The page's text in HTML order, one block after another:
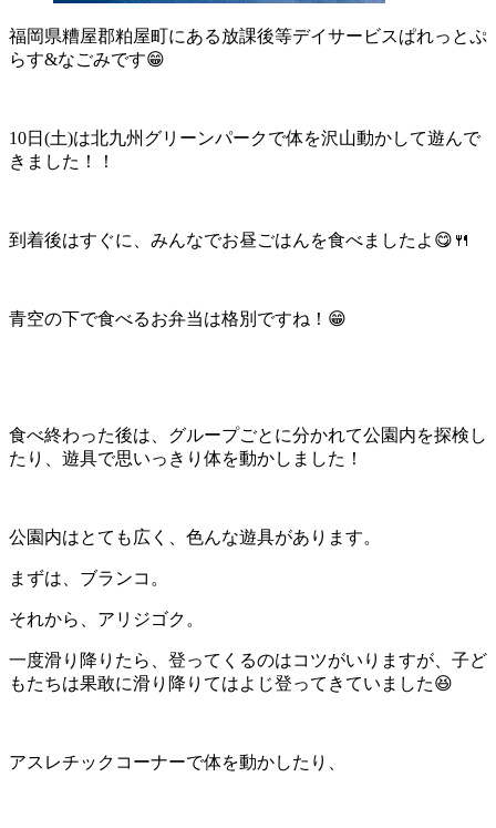
福岡県糟屋郡粕屋町にある放課後等デイサービスぱれっとぷ
らす&なごみです😁
10日(土)は北九州グリーンパークで体を沢山動かして遊んで
きました！！
到着後はすぐに、みんなでお昼ごはんを食べましたよ😋🍴
青空の下で食べるお弁当は格別ですね！😁
食べ終わった後は、グループごとに分かれて公園内を探検し
たり、遊具で思いっきり体を動かしました！
公園内はとても広く、色んな遊具があります。
まずは、ブランコ。
それから、アリジゴク。
一度滑り降りたら、登ってくるのはコツがいりますが、子ど
もたちは果敢に滑り降りてはよじ登ってきていました😆
アスレチックコーナーで体を動かしたり、